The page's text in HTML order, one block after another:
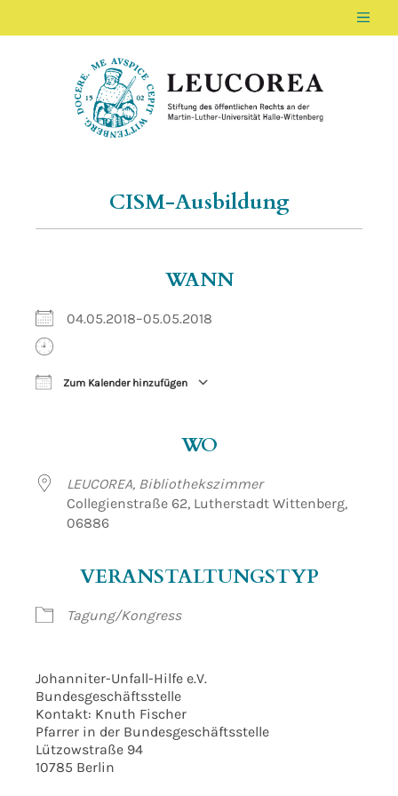
LEUCOREA DE
Stiftung des öffentlichen Rechts an der
CISM-Ausbildung
WANN
04.05.2018–05.05.2018
Zum Kalender hinzufügen
WO
LEUCOREA, Bibliothekszimmer
Collegienstraße 62, Lutherstadt Wittenberg,
06886
VERANSTALTUNGSTYP
Tagung/Kongress
Johanniter-Unfall-Hilfe e.V.
Bundesgeschäftsstelle
Kontakt: Knuth Fischer
Pfarrer in der Bundesgeschäftsstelle
Lützowstraße 94
10785 Berlin